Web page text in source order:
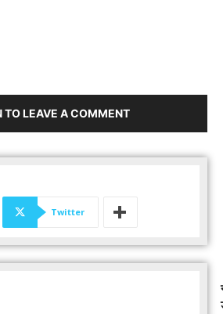
TO LEAVE A COMMENT
Twitter